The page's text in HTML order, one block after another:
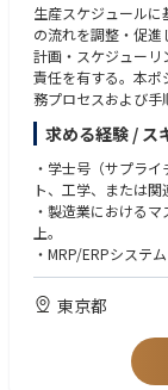
生産スケジュール
の流れを調整・促
計画・スケジュー
責任を有する。本
務プロセスおよび手
として業務を遂行す
位者の指導のもとで
職務内容
・製造チームのマ
テムを管理し、生
・需要予測、生産
・サプライチェー
の連携による計画の
・生産遅延、材料
・MRP（資材所要
求める経験 / ス
・学士号（サプラ
ト、工学、または関
・製造業における
上。
・MRP/ERPシステ
・強力な分析能力と
・優れたコミュニケ
・日本語および英
・CPIMまたは
・医療機器業界で
東京都